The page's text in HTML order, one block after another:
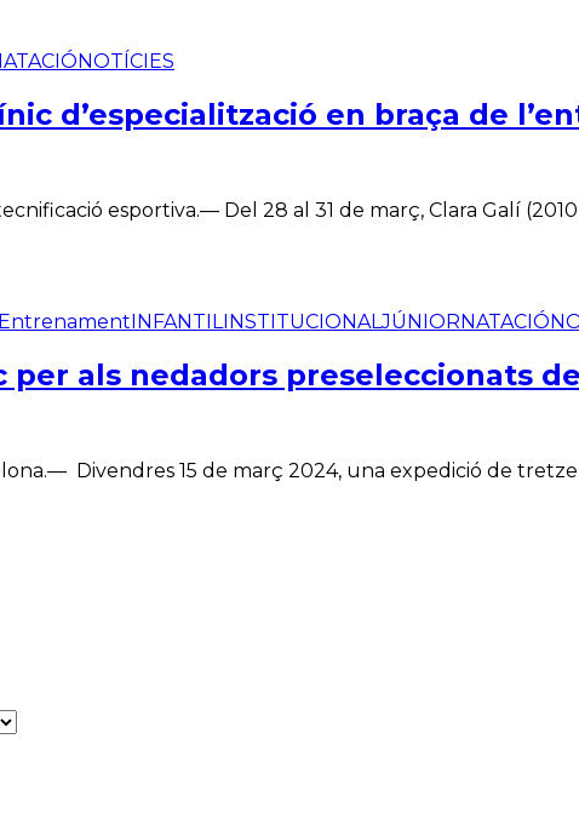
NOTÍCIES
d’especialització en braça de
esportiva.— Del 28 al 31 de març, Clara Galí
INFANTILINSTITUCIONALJÚNIORNATACIÓ
als nedadors preseleccionats de
Divendres 15 de març 2024, una expedició de tretze